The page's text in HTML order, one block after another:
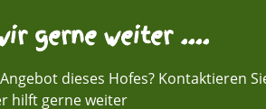
gerne weiter ....
dieses Hofes? Kontaktieren
hilft gerne weiter